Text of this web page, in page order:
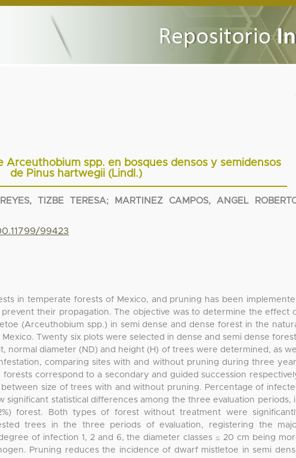
Arceuthobium spp. en bosques densos y semidensos
de Pinus hartwegii (Lindl.)
TIZBE TERESA;
MARTINEZ CAMPOS, ANGEL
99423
in temperate forests of Mexico, and pruning has been
their propagation. The objective was to determine the effect
(Arceuthobium spp.) in semi dense and dense forest in the
Twenty six plots were selected in dense and semi dense
normal diameter (ND) and height (H) of trees were determined, as
comparing sites with and without pruning during three
correspond to a secondary and guided succession
size of trees with and without pruning. Percentage of
significant statistical differences among the three evaluation periods,
forest. Both types of forest without treatment were
trees in the three periods of evaluation, registering the
of infection 1, 2 and 6, the diameter classes ≤ 20 cm being
Pruning reduces the incidence of dwarf mistletoe in semi